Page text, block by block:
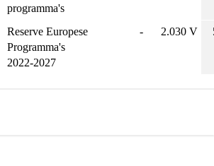
programma's
Reserve Europese
Programma's
2022-2027
- 2.030 V